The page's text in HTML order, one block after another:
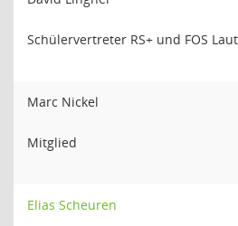
Schülervertreter RS+ und FOS
Marc Nickel
Mitglied
Elias Scheuren